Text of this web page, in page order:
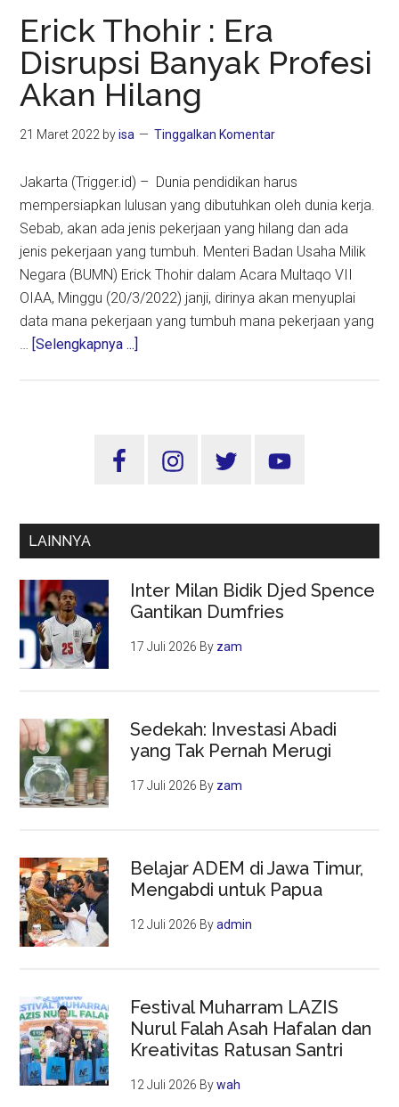
Bola
Indonesia,
Presiden
Datang
Jokowi
Erick Thohir : Era
Disrupsi Banyak Profesi
Akan Hilang
21 Maret 2022 byisa Tinggalkan Komentar
Jakarta (Trigger.id) – Dunia pendidikan harus
mempersiapkan lulusan yang dibutuhkan oleh dunia kerja.
Sebab, akan ada jenis pekerjaan yang hilang dan ada
jenis pekerjaan yang tumbuh. Menteri Badan Usaha Milik
Negara (BUMN) Erick Thohir dalam Acara Multaqo VII
OIAA, Minggu (20/3/2022) janji, dirinya akan menyuplai
data mana pekerjaan yang tumbuh mana pekerjaan yang
… [Selengkapnya ...]
Disrupsi
Akan
Sidebar
LAINNYA
Inter Milan Bidik Djed Spence
Gantikan Dumfries
17 Juli 2026 By zam
Sedekah: Investasi Abadi
yang Tak Pernah Merugi
17 Juli 2026 By zam
Belajar ADEM di Jawa Timur,
Mengabdi untuk Papua
12 Juli 2026 Byadmin
Festival Muharram LAZIS
Nurul Falah Asah Hafalan dan
Kreativitas Ratusan Santri
12 Juli 2026 Bywah